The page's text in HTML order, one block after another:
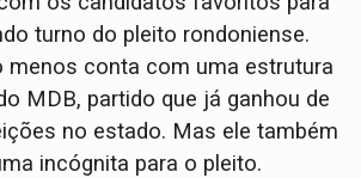
turno do pleito rondoniense.
menos conta com uma estrutura
MDB, partido que já ganhou de
no estado. Mas ele também
incógnita para o pleito.